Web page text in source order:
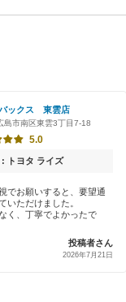
ックス 東雲店
島市南区東雲3丁目7-18
5.0
: トヨタ ライズ
でお願いすると、要望通
いただけました。
く、丁寧でよかったで
投稿者さん
2026年7月21日